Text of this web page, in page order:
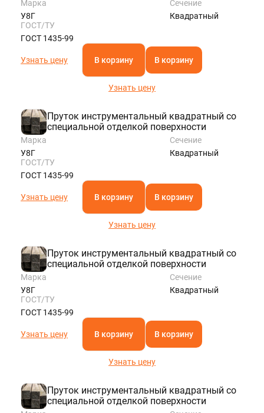
Марка
У8Г
Сечение
Квадратный
ГОСТ/ТУ
ГОСТ 1435-99
Узнать цену В корзину В корзину
Узнать цену
Пруток инструментальный квадратный со
специальной отделкой поверхности
Марка
У8Г
Сечение
Квадратный
ГОСТ/ТУ
ГОСТ 1435-99
Узнать цену В корзину В корзину
Узнать цену
Пруток инструментальный квадратный со
специальной отделкой поверхности
Марка
У8Г
Сечение
Квадратный
ГОСТ/ТУ
ГОСТ 1435-99
Узнать цену В корзину В корзину
Узнать цену
Пруток инструментальный квадратный со
специальной отделкой поверхности